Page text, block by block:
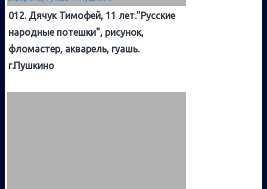
012. Дячук Тимофей, 11 лет."Русские
народные потешки", рисунок,
фломастер, акварель, гуашь.
г.Пушкино